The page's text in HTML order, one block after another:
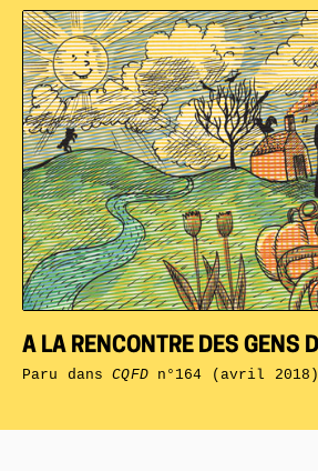
A LA RENCONTRE DES GENS
Paru dansCQFDn°164 (avril 2018)